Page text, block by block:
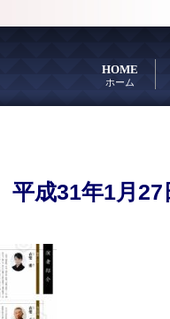
HOME
ホーム
成31年1月27